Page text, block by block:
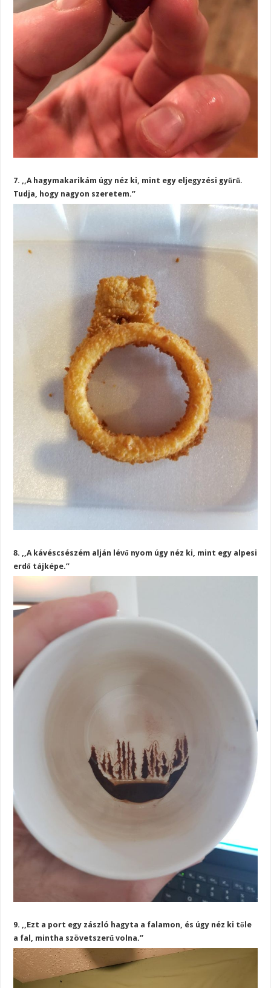
7. ,,A hagymakarikám úgy néz ki, mint egy eljegyzési gyűrű.
Tudja, hogy nagyon szeretem.”
8. ,,A kávéscsészém alján lévő nyom úgy néz ki, mint egy alpesi
erdő tájképe.”
9. ,,Ezt a port egy zászló hagyta a falamon, és úgy néz ki tőle
a fal, mintha szövetszerű volna.”